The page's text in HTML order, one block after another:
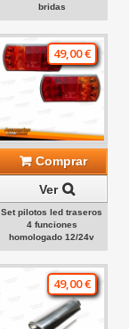
bridas
49,00 €
Comprar
Ver
Set pilotos led traseros
4 funciones
homologado 12/24v
49,00 €